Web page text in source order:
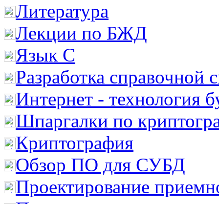
Литература
Лекции по БЖД
Язык С
Разработка справочной
Интернет - технология
Шпаргалки по
Криптография
Обзор ПО для СУБД
Проектирование